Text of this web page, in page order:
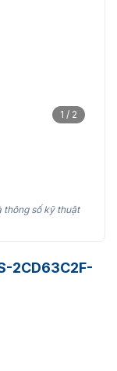
1 / 2
thông số kỹ thuật
2CD63C2F-